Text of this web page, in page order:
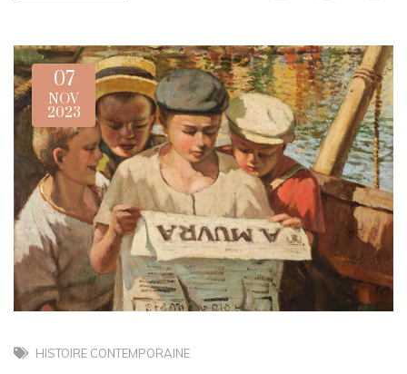
07
NOV
2023
HISTOIRE CONTEMPORAINE